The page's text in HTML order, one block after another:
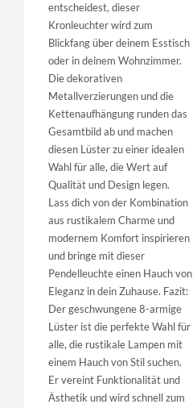
entscheidest, dieser
Kronleuchter wird zum
Blickfang über deinem Esstisch
oder in deinem Wohnzimmer.
Die dekorativen
Metallverzierungen und die
Kettenaufhängung runden das
Gesamtbild ab und machen
diesen Lüster zu einer idealen
Wahl für alle, die Wert auf
Qualität und Design legen.
Lass dich von der Kombination
aus rustikalem Charme und
modernem Komfort inspirieren
und bringe mit dieser
Pendelleuchte einen Hauch von
Eleganz in dein Zuhause. Fazit:
Der geschwungene 8-armige
Lüster ist die perfekte Wahl für
alle, die rustikale Lampen mit
einem Hauch von Stil suchen.
Er vereint Funktionalität und
Ästhetik und wird schnell zum